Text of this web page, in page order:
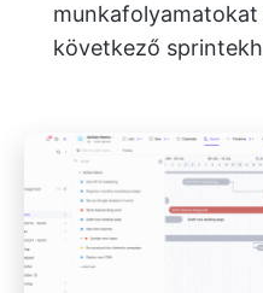
következő